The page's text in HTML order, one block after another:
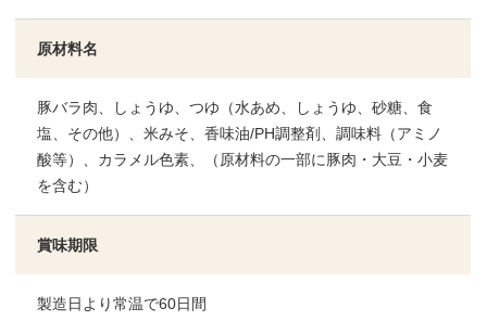
原材料名
豚バラ肉、しょうゆ、つゆ（水あめ、しょうゆ、砂糖、食
塩、その他）、米みそ、香味油/PH調整剤、調味料（アミノ
酸等）、カラメル色素、（原材料の一部に豚肉・大豆・小麦
を含む）
賞味期限
製造日より常温で60日間